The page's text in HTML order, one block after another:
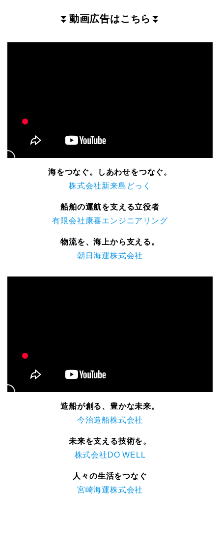
⏬ 動画広告はこちら ⏬
海をつなぐ。しあわせをつなぐ。
株式会社新来島どっく
船舶の運航を支える立役者
有限会社康喜エンジニアリング
物流を、海上から支える。
朝日海運株式会社
造船が創る、豊かな未来。
今治造船株式会社
未来を支える技術を。
株式会社DO WELL
人々の生活をつなぐ
宮崎海運株式会社